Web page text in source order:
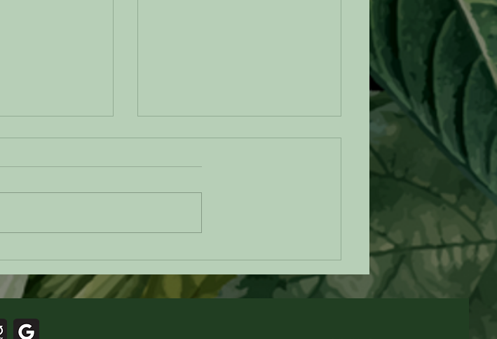
colombiana
colombiano que siempre
encuentra nuevas formas de
sorprender en Cuerdo